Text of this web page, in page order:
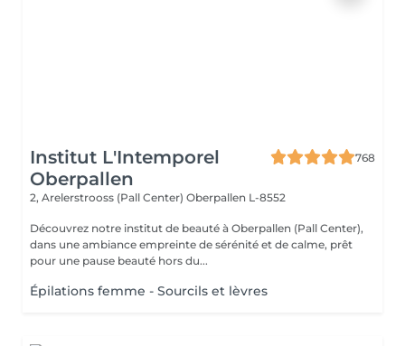
Institut L'Intemporel
Oberpallen
768
2, Arelerstrooss (Pall Center) Oberpallen L-8552
Découvrez notre institut de beauté à Oberpallen (Pall Center),
dans une ambiance empreinte de sérénité et de calme, prêt
pour une pause beauté hors du...
Épilations femme - Sourcils et lèvres